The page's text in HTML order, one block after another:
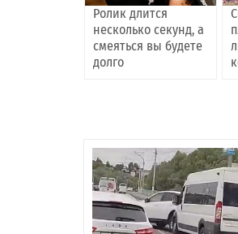
Ролик длится
несколько секунд, а
смеяться вы будете
долго